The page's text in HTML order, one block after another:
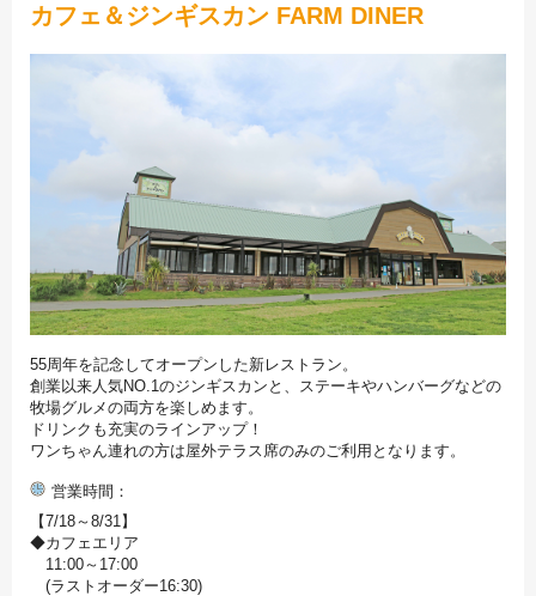
カフェ＆ジンギスカン FARM DINER
55周年を記念してオープンした新レストラン。
創業以来人気NO.1のジンギスカンと、ステーキやハンバーグなどの
牧場グルメの両方を楽しめます。
ドリンクも充実のラインアップ！
ワンちゃん連れの方は屋外テラス席のみのご利用となります。
営業時間
【7/18～8/31】
◆カフェエリア
11:00～17:00
(ラストオーダー16:30)